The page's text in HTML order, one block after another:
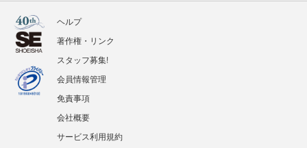
ヘルプ
著作権・リンク
スタッフ募集!
会員情報管理
免責事項
会社概要
サービス利用規約